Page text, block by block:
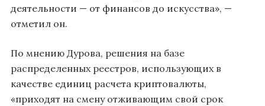
деятельности — от финансов до искусства», —
отметил он.
По мнению Дурова, решения на базе
распределенных реестров, использующих в
качестве единиц расчета криптовалюты,
«приходят на смену отживающим свой срок